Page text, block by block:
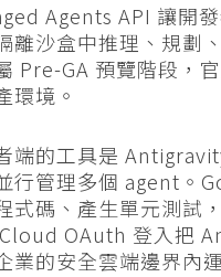
Agents API 讓開
離沙盒中推理、規劃
Pre-GA 預覽階段，
環境。
端的工具是
行管理多個 agent。
式碼、產生單元測試
OAuth 登入把
業的安全雲端邊界內